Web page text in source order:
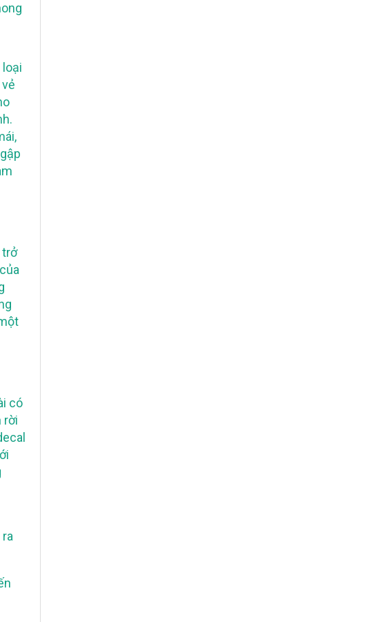
trở
có
rời